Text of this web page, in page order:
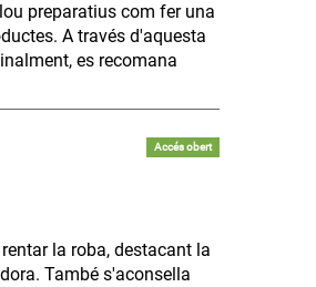
preparatius com fer una
A través d'aquesta
es recomana
Accés obert
la roba, destacant la
També s'aconsella